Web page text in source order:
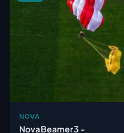
NOVA
Nova Beamer 3 -